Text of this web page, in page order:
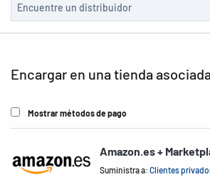
Encargar en una tienda
Mostrar métodos de pago
Amazon.es +
Suministra a:Clientes